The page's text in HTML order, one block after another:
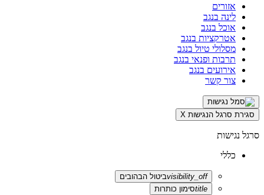
אזורים
לינה בנגב
אוכל בנגב
אטרקציות בנגב
מסלולי טיול בנגב
תרבות ופנאי בנגב
אירועים בנגב
צור קשר
סגירת סרגל הנגישות X
סרגל נגישות
כללי
visibility_offביטול הבהובים
titleסימון כותרות